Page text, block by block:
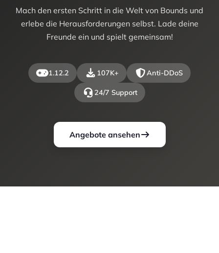
Mach den ersten Schritt in die Welt von Bounds und
erlebe die Herausforderungen selbst. Lade deine
Freunde ein und spielt gemeinsam!
1.12.2 107K+ Anti-DDoS
24/7 Support
Angebote ansehen